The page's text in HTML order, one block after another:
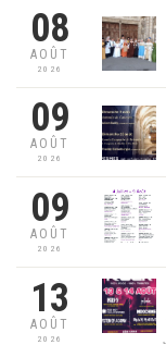
08
AOÛT
2026
09
AOÛT
2026
09
AOÛT
2026
13
AOÛT
2026